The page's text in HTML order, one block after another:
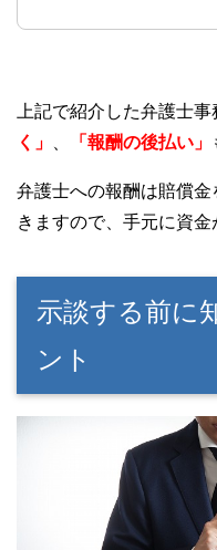
上記で紹介した弁護士
く」
「報酬の後払い」
弁護士への報酬は賠償
きますので、手元に資金
示談する前に
ント